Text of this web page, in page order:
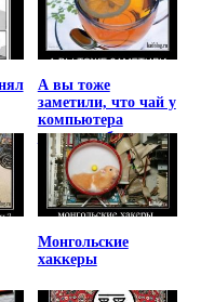
А вы тоже
заметили, что чай у
компьютера
остывает быстрее
Монгольские
хаккеры